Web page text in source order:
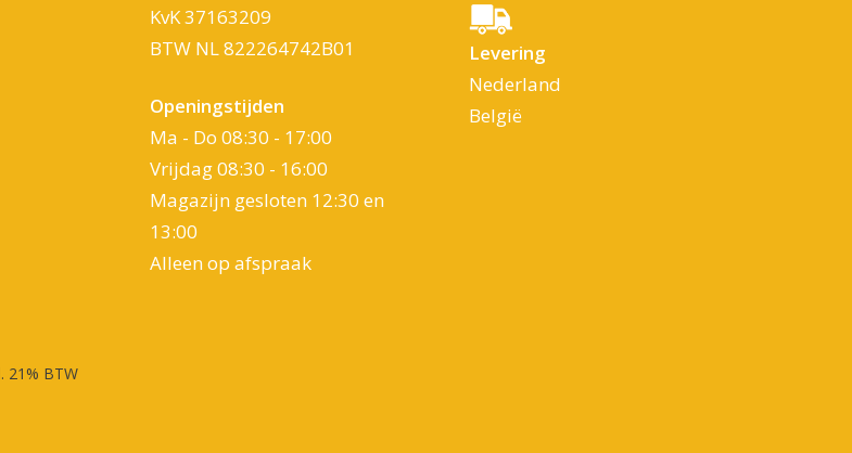
KvK 37163209
BTW NL 822264742B01
Openingstijden
Ma - Do 08:30 - 17:00
Vrijdag 08:30 - 16:00
Magazijn gesloten 12:30 en
13:00
Alleen op afspraak
Levering
Nederland
België
21% BTW